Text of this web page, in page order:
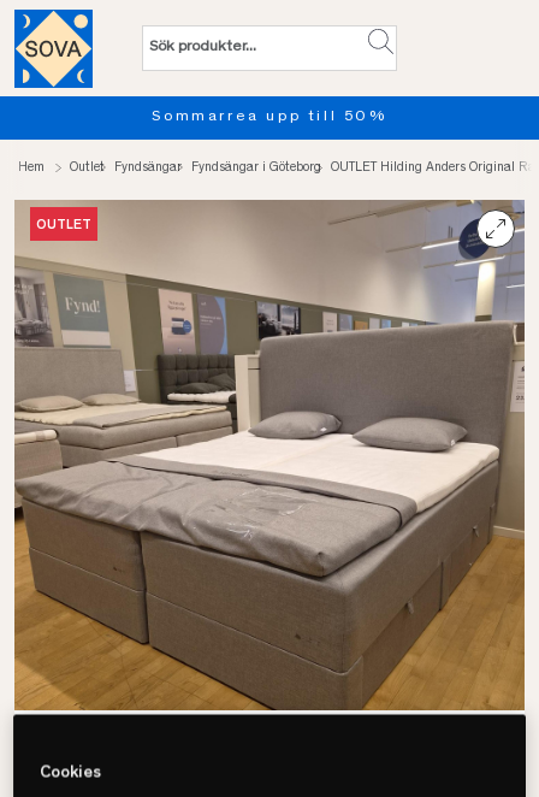
Sommarrea upp till 50%
Hem Outlet Fyndsängar Fyndsängar i Göteborg OUTLET Hilding Anders Original
OUTLET
Cookies